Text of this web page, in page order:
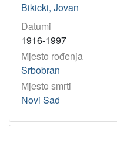
Bikicki, Jovan
Datumi
1916-1997
Mjesto rođenja
Srbobran
Mjesto smrti
Novi Sad